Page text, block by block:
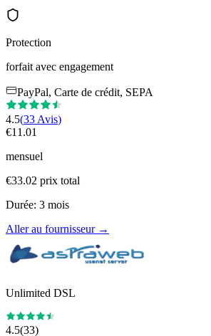
Protection
forfait avec engagement
PayPal, Carte de crédit, SEPA
4.5(33 Avis)
€11.01
mensuel
€33.02 prix total
Durée: 3 mois
Aller au fournisseur→
Unlimited DSL
4.5(33)